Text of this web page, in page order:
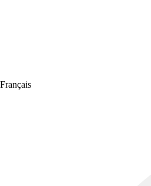
Français